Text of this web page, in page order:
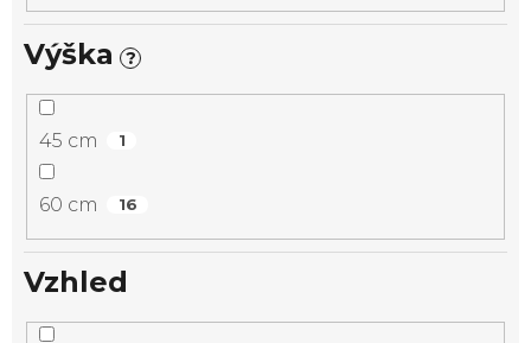
Výška ?
45 cm 1
60 cm 16
Vzhled